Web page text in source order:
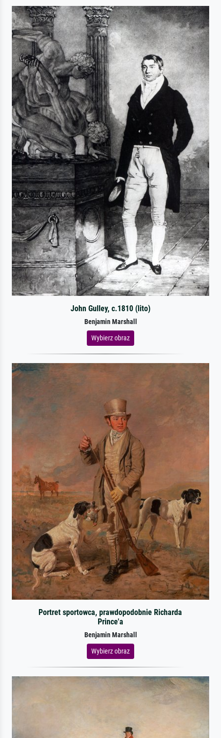
John Gulley, c.1810 (lito)
Benjamin Marshall
Wybierz obraz
Portret sportowca, prawdopodobnie Richarda
Prince'a
Benjamin Marshall
Wybierz obraz